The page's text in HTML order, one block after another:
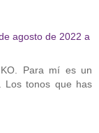
agosto de 2022 a
Para mí es un
Los tonos que has